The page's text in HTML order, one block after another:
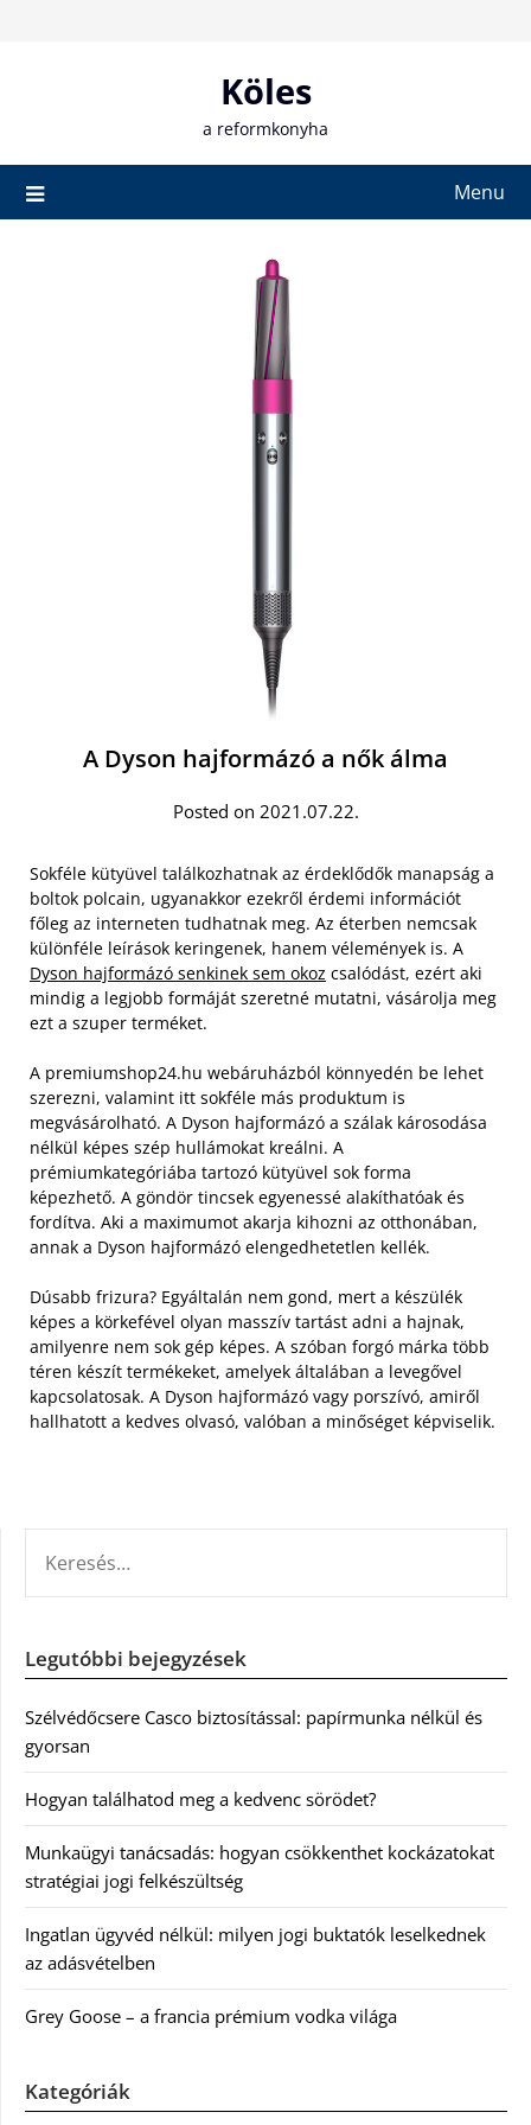
Köles
a reformkonyha
Menu
A Dyson hajformázó a nők álma
Posted on 2021.07.22.
Sokféle kütyüvel találkozhatnak az érdeklődők manapság a
boltok polcain, ugyanakkor ezekről érdemi információt
főleg az interneten tudhatnak meg. Az éterben nemcsak
különféle leírások keringenek, hanem vélemények is. A
Dyson hajformázó senkinek sem okoz csalódást, ezért aki
mindig a legjobb formáját szeretné mutatni, vásárolja meg
ezt a szuper terméket.
A premiumshop24.hu webáruházból könnyedén be lehet
szerezni, valamint itt sokféle más produktum is
megvásárolható. A Dyson hajformázó a szálak károsodása
nélkül képes szép hullámokat kreálni. A
prémiumkategóriába tartozó kütyüvel sok forma
képezhető. A göndör tincsek egyenessé alakíthatóak és
fordítva. Aki a maximumot akarja kihozni az otthonában,
annak a Dyson hajformázó elengedhetetlen kellék.
Dúsabb frizura? Egyáltalán nem gond, mert a készülék
képes a körkefével olyan masszív tartást adni a hajnak,
amilyenre nem sok gép képes. A szóban forgó márka több
téren készít termékeket, amelyek általában a levegővel
kapcsolatosak. A Dyson hajformázó vagy porszívó, amiről
hallhatott a kedves olvasó, valóban a minőséget képviselik.
Legutóbbi bejegyzések
Szélvédőcsere Casco biztosítással: papírmunka nélkül és
gyorsan
Hogyan találhatod meg a kedvenc sörödet?
Munkaügyi tanácsadás: hogyan csökkenthet kockázatokat
stratégiai jogi felkészültség
Ingatlan ügyvéd nélkül: milyen jogi buktatók leselkednek
az adásvételben
Grey Goose – a francia prémium vodka világa
Kategóriák